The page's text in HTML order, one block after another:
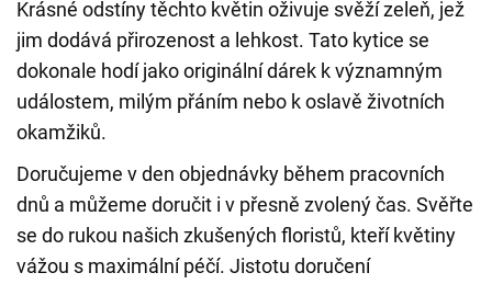
Krásné odstíny těchto květin oživuje svěží zeleň, jež
jim dodává přirozenost a lehkost. Tato kytice se
dokonale hodí jako originální dárek k významným
událostem, milým přáním nebo k oslavě životních
okamžiků.
Doručujeme v den objednávky během pracovních
dnů a můžeme doručit i v přesně zvolený čas. Svěřte
se do rukou našich zkušených floristů, kteří květiny
vážou s maximální péčí. Jistotu doručení